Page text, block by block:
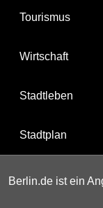
Tourismus
Wirtschaft
Stadtleben
Stadtplan
Berlin.de ist ein